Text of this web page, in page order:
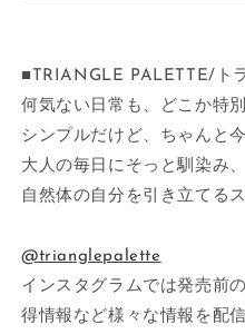
■TRIANGLE PALETTE/ト
何気ない日常も、どこか特別
シンプルだけど、ちゃんと
大人の毎日にそっと馴染み、
自然体の自分を引き立てる
@trianglepalette
インスタグラムでは発売前
得情報など様々な情報を配信